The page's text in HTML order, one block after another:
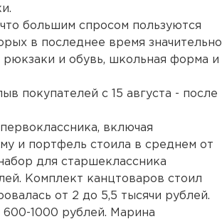
большим спросом пользуются
в последнее время значительно
и обувь, школьная форма и
покупателей с 15 августа - после
включая
и портфель стоила в среднем от
для старшеклассника
Комплект канцтоваров стоил
от 2 до 5,5 тысячи рублей.
1000 рублей. Марина